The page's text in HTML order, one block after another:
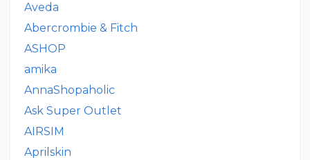
Aveda
Abercrombie & Fitch
ASHOP
amika
AnnaShopaholic
Ask Super Outlet
AIRSIM
Aprilskin